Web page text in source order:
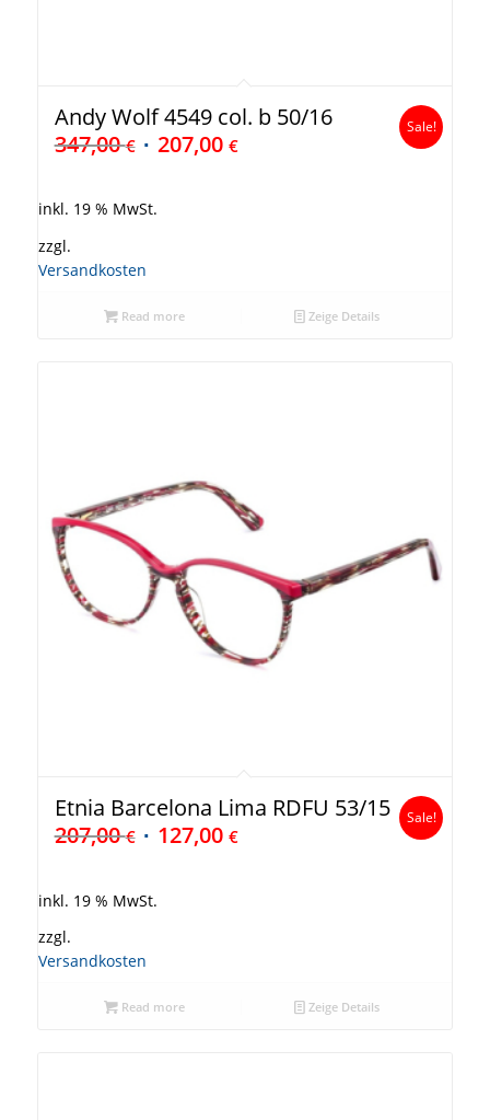
Andy Wolf 4549 col. b 50/16
347,00€ 207,00 €
Sale!
inkl. 19 % MwSt.
zzgl.
Versandkosten
Read more Zeige Details
Etnia Barcelona Lima RDFU 53/15
207,00€ 127,00 €
Sale!
inkl. 19 % MwSt.
zzgl.
Versandkosten
Read more Zeige Details